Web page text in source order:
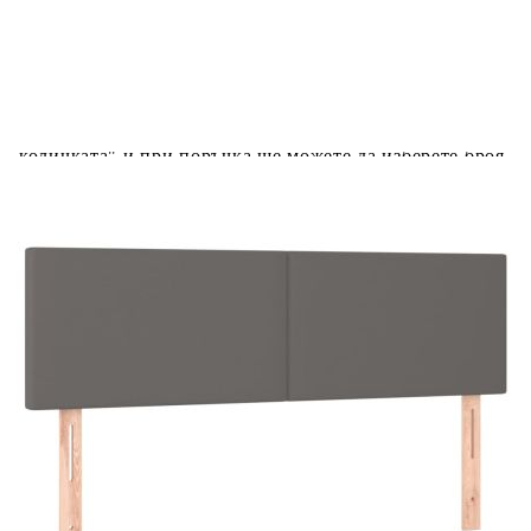
количката" и при поръчка ще можете да изберете броя
поръчката Ви вместо Вас. Вие я получавате и
разделя на 3 равни месечни вноски без оскъпяване. За
покупки на стойност до 1000 лв. / €511.31
Плащане на 6 вноски. Стойността на поръчката се
разпределя в 6 равни месечни вноски с оскъпяване. За
покупки на стойност до 2000 лв. / €1022.61